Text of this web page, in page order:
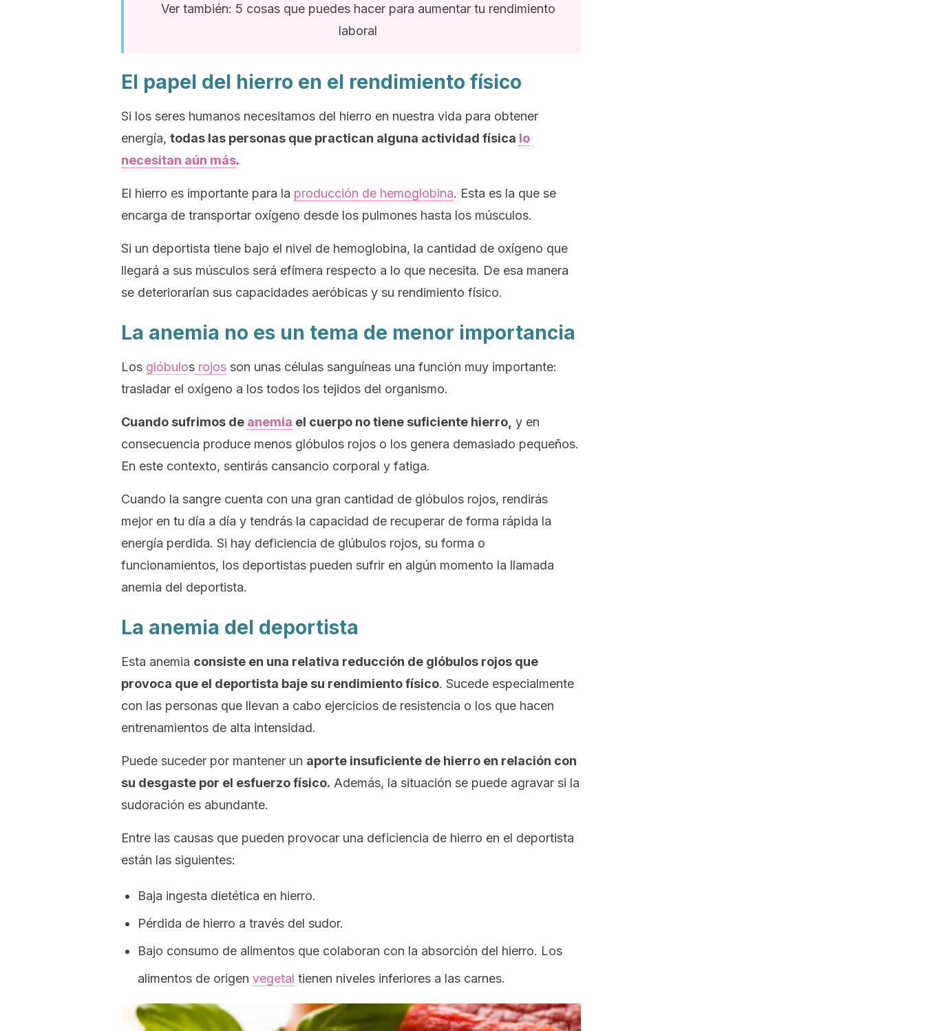
Ver también: 5 cosas que puedes hacer para aumentar tu rendimiento
laboral
El papel del hierro en el rendimiento físico
Si los seres humanos necesitamos del hierro en nuestra vida para obtener
energía, todas las personas que practican alguna actividad física lo
necesitan aún más.
El hierro es importante para la producción de hemoglobina. Esta es la que se
encarga de transportar oxígeno desde los pulmones hasta los músculos.
Si un deportista tiene bajo el nivel de hemoglobina, la cantidad de oxígeno que
llegará a sus músculos será efímera respecto a lo que necesita. De esa manera
se deteriorarían sus capacidades aeróbicas y su rendimiento físico.
La anemia no es un tema de menor importancia
Los glóbulos rojos son unas células sanguíneas una función muy importante:
trasladar el oxígeno a los todos los tejidos del organismo.
Cuando sufrimos de anemia el cuerpo no tiene suficiente hierro, y en
consecuencia produce menos glóbulos rojos o los genera demasiado pequeños.
En este contexto, sentirás cansancio corporal y fatiga.
Cuando la sangre cuenta con una gran cantidad de glóbulos rojos, rendirás
mejor en tu día a día y tendrás la capacidad de recuperar de forma rápida la
energía perdida. Si hay deficiencia de glúbulos rojos, su forma o
funcionamientos, los deportistas pueden sufrir en algún momento la llamada
anemia del deportista.
La anemia del deportista
Esta anemia consiste en una relativa reducción de glóbulos rojos que
provoca que el deportista baje su rendimiento físico. Sucede especialmente
con las personas que llevan a cabo ejercicios de resistencia o los que hacen
entrenamientos de alta intensidad.
Puede suceder por mantener un aporte insuficiente de hierro en relación con
su desgaste por el esfuerzo físico. Además, la situación se puede agravar si la
sudoración es abundante.
Entre las causas que pueden provocar una deficiencia de hierro en el deportista
están las siguientes:
Baja ingesta dietética en hierro.
Pérdida de hierro a través del sudor.
Bajo consumo de alimentos que colaboran con la absorción del hierro. Los
alimentos de origen vegetal tienen niveles inferiores a las carnes.